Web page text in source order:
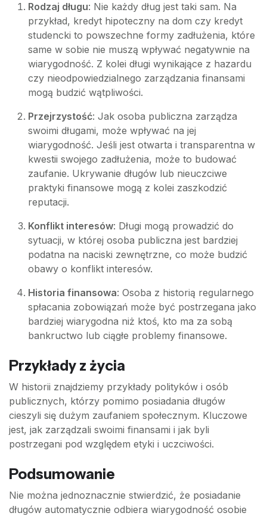
Rodzaj długu: Nie każdy dług jest taki sam. Na
przykład, kredyt hipoteczny na dom czy kredyt
studencki to powszechne formy zadłużenia, które
same w sobie nie muszą wpływać negatywnie na
wiarygodność. Z kolei długi wynikające z hazardu
czy nieodpowiedzialnego zarządzania finansami
mogą budzić wątpliwości.
Przejrzystość: Jak osoba publiczna zarządza
swoimi długami, może wpływać na jej
wiarygodność. Jeśli jest otwarta i transparentna w
kwestii swojego zadłużenia, może to budować
zaufanie. Ukrywanie długów lub nieuczciwe
praktyki finansowe mogą z kolei zaszkodzić
reputacji.
Konflikt interesów: Długi mogą prowadzić do
sytuacji, w której osoba publiczna jest bardziej
podatna na naciski zewnętrzne, co może budzić
obawy o konflikt interesów.
Historia finansowa: Osoba z historią regularnego
spłacania zobowiązań może być postrzegana jako
bardziej wiarygodna niż ktoś, kto ma za sobą
bankructwo lub ciągłe problemy finansowe.
Przykłady z życia
W historii znajdziemy przykłady polityków i osób
publicznych, którzy pomimo posiadania długów
cieszyli się dużym zaufaniem społecznym. Kluczowe
jest, jak zarządzali swoimi finansami i jak byli
postrzegani pod względem etyki i uczciwości.
Podsumowanie
Nie można jednoznacznie stwierdzić, że posiadanie
długów automatycznie odbiera wiarygodność osobie